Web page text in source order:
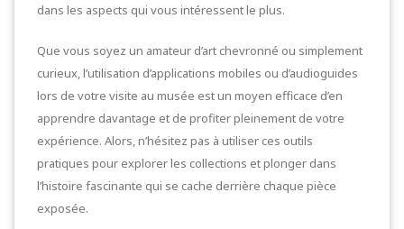
dans les aspects qui vous intéressent le plus.
Que vous soyez un amateur d’art chevronné ou simplement
curieux, l’utilisation d’applications mobiles ou d’audioguides
lors de votre visite au musée est un moyen efficace d’en
apprendre davantage et de profiter pleinement de votre
expérience. Alors, n’hésitez pas à utiliser ces outils
pratiques pour explorer les collections et plonger dans
l’histoire fascinante qui se cache derrière chaque pièce
exposée.